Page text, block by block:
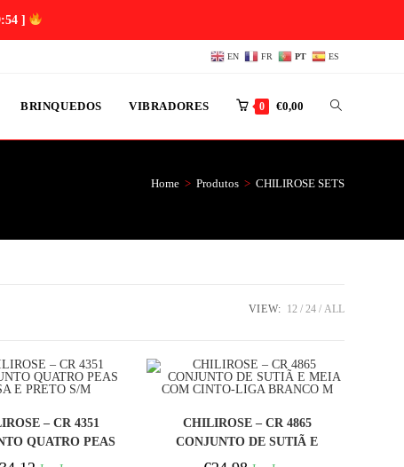
]
EN FR PT ES
BRINQUEDOS VIBRADORES 0 €0,00
Home > Produtos > CHILIROSE SETS
VIEW: 12 24 ALL
– CR 4351
QUATRO PEAS
E PRETO S/M
CHILIROSE – CR 4865
CONJUNTO DE SUTIÃ E
MEIA COM CINTO-LIGA